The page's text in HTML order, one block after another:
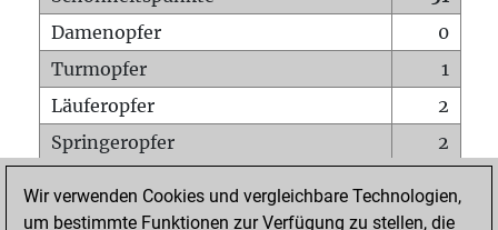
Damenopfer
0
Turmopfer
1
Läuferopfer
2
Springeropfer
2
Matt auf vollem Brett
0
Wir verwenden Cookies und vergleichbare Technologien,
um bestimmte Funktionen zur Verfügung zu stellen, die